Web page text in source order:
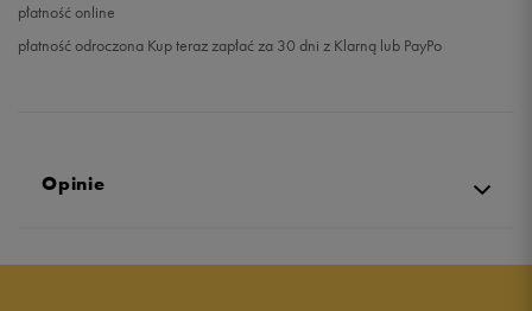
płatność online
płatność odroczona Kup teraz zapłać za 30 dni z Klarną lub PayPo
Opinie